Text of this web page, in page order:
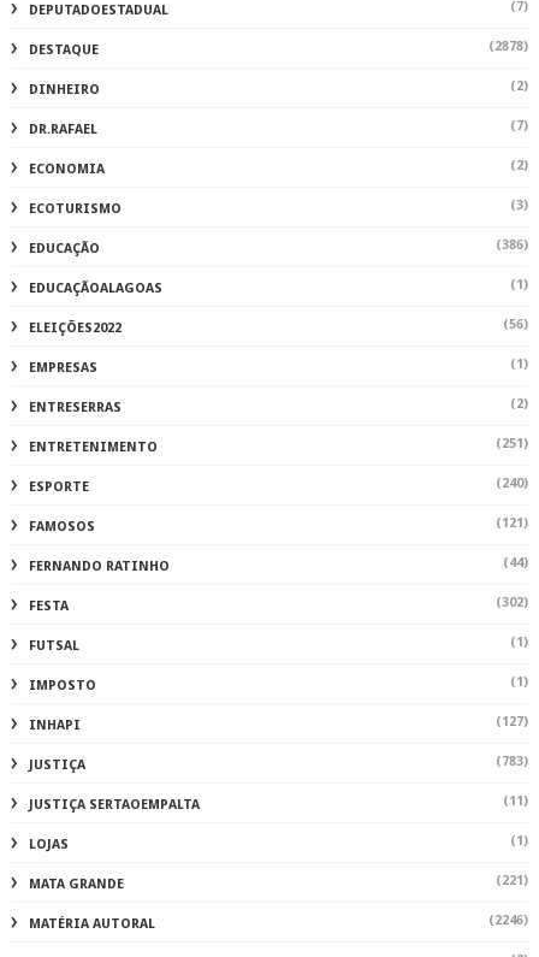
DEPUTADOESTADUAL (7)
DESTAQUE (2878)
DINHEIRO (2)
DR.RAFAEL (7)
ECONOMIA (2)
ECOTURISMO (3)
EDUCAÇÃO (386)
EDUCAÇÃOALAGOAS (1)
ELEIÇÕES2022 (56)
EMPRESAS (1)
ENTRESERRAS (2)
ENTRETENIMENTO (251)
ESPORTE (240)
FAMOSOS (121)
FERNANDO RATINHO (44)
FESTA (302)
FUTSAL (1)
IMPOSTO (1)
INHAPI (127)
JUSTIÇA (783)
JUSTIÇA SERTAOEMPALTA (11)
LOJAS (1)
MATA GRANDE (221)
MATÉRIA AUTORAL (2246)